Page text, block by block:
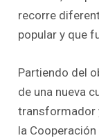
recorre
popular y que
Partiendo del
de una nueva
transformador
la